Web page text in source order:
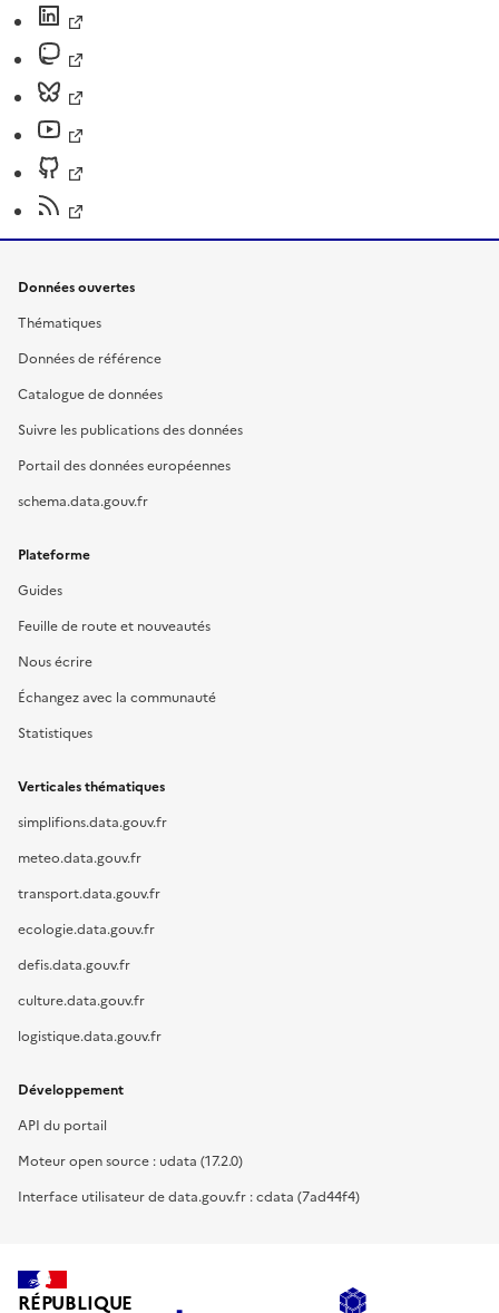
Données ouvertes
Thématiques
Données de référence
Catalogue de données
Suivre les publications des données
Portail des données européennes
schema.data.gouv.fr
Plateforme
Guides
Feuille de route et nouveautés
Nous écrire
Échangez avec la communauté
Statistiques
Verticales thématiques
simplifions.data.gouv.fr
meteo.data.gouv.fr
transport.data.gouv.fr
ecologie.data.gouv.fr
defis.data.gouv.fr
culture.data.gouv.fr
logistique.data.gouv.fr
Développement
API du portail
Moteur open source : udata (17.2.0)
Interface utilisateur de data.gouv.fr : cdata (7ad44f4)
RÉPUBLIQUE